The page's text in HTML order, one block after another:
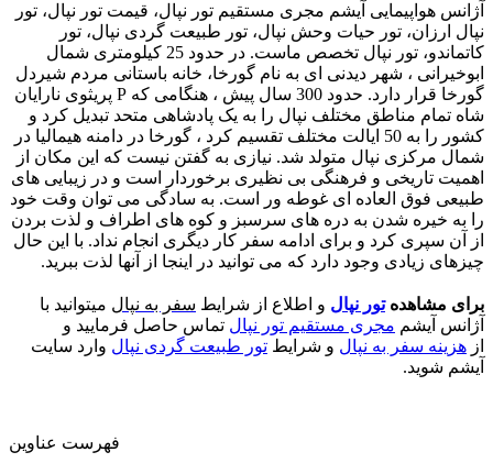
آژانس هواپیمایی آیشم مجری مستقیم تور نپال، قیمت تور نپال، تور
نپال ارزان، تور حیات وحش نپال، تور طبیعت گردی نپال، تور
کاتماندو، تور نپال تخصص ماست. در حدود 25 کیلومتری شمال
ابوخیرانی ، شهر دیدنی ای به نام گورخا، خانه باستانی مردم شیردل
گورخا قرار دارد. حدود 300 سال پیش ، هنگامی که P پریثوی نارایان
شاه تمام مناطق مختلف نپال را به یک پادشاهی متحد تبدیل کرد و
کشور را به 50 ایالت مختلف تقسیم کرد ، گورخا در دامنه هیمالیا در
شمال مرکزی نپال متولد شد. نیازی به گفتن نیست که این مکان از
اهمیت تاریخی و فرهنگی بی نظیری برخوردار است و در زیبایی های
طبیعی فوق العاده ای غوطه ور است. به سادگی می توان وقت خود
را به خیره شدن به دره های سرسبز و کوه های اطراف و لذت بردن
از آن سپری کرد و برای ادامه سفر کار دیگری انجام نداد. با این حال
چیزهای زیادی وجود دارد که می توانید در اینجا از آنها لذت ببرید.
برای مشاهدهتور نپال و اطلاع از شرایط سفر به نپال میتوانید با
آژانس آیشم مجری مستقیم تور نپال تماس حاصل فرمایید و
از هزینه سفر به نپال و شرایط تور طبیعت گردی نپال وارد سایت
آیشم شوید.
فهرست عناوین